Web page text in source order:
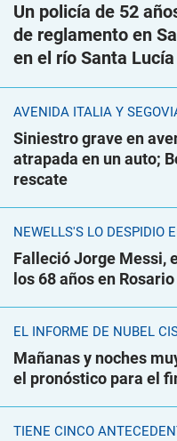
Un policía de 52
de reglamento en
en el río Santa Lucía
AVENIDA ITALIA Y
Siniestro grave en
atrapada en un auto;
rescate
NEWELLS'S LO DESPIDIÓ
Falleció Jorge Messi,
los 68 años en Rosario
EL INFORME DE NUBEL
Mañanas y noches
el pronóstico para el
TIENE CINCO